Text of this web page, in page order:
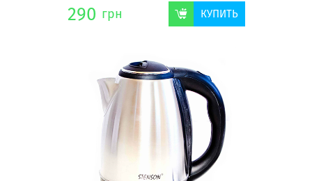
290 грн КУПИТЬ